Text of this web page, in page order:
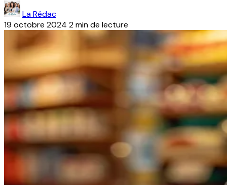
La Rédac
19 octobre 2024 2 min de lecture